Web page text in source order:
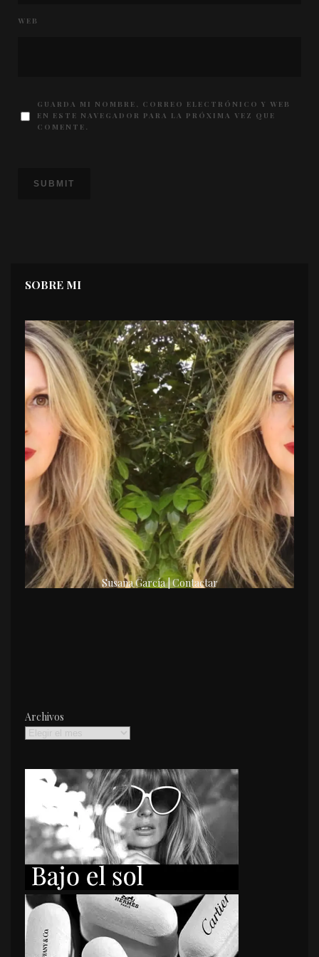
WEB
GUARDA MI NOMBRE, CORREO ELECTRÓNICO Y WEB
EN ESTE NAVEGADOR PARA LA PRÓXIMA VEZ QUE
COMENTE.
SOBRE MI
Susana García | Contactar
Archivos